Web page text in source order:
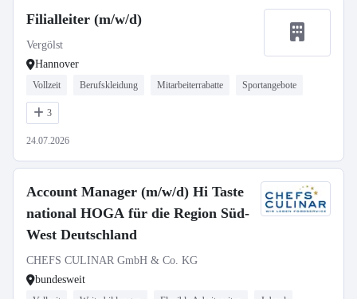
Filialleiter (m/w/d)
Vergölst
Hannover
Vollzeit Berufskleidung Mitarbeiterrabatte Sportangebote
3
24.07.2026
Account Manager (m/w/d) Hi Taste
national HOGA für die Region Süd-
West Deutschland
CHEFS CULINAR GmbH & Co. KG
bundesweit